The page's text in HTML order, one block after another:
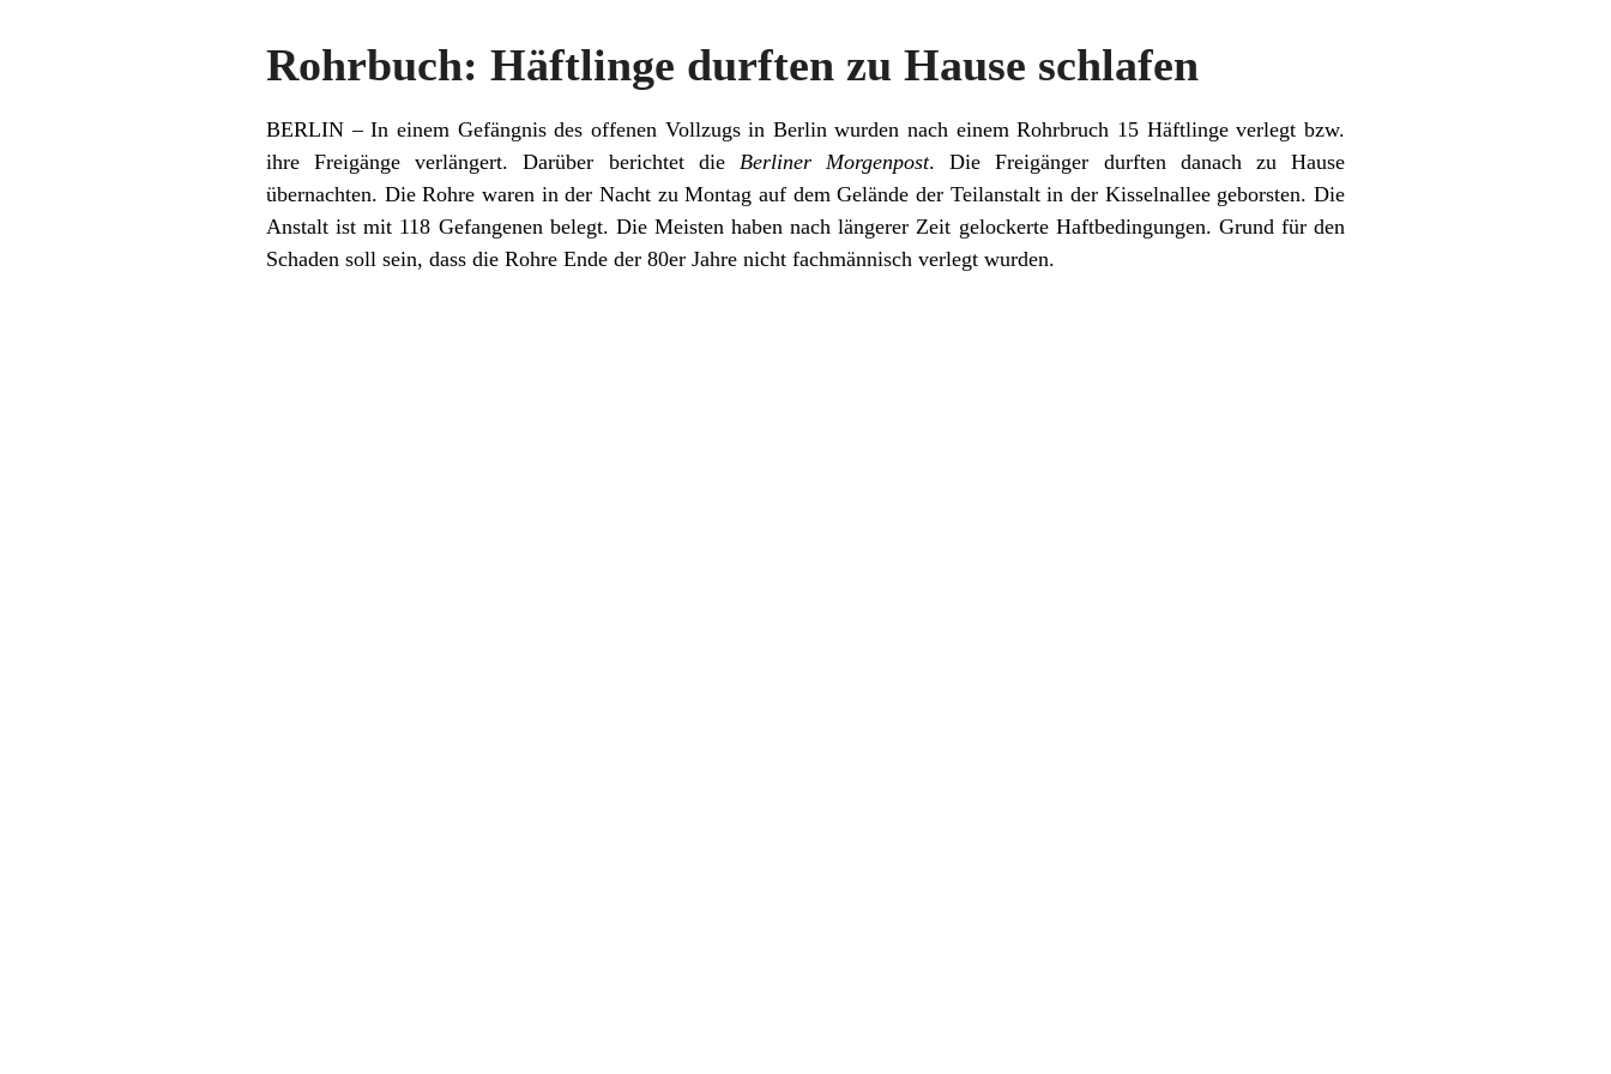
Rohrbuch: Häftlinge durften zu Hause schlafen
BERLIN – In einem Gefängnis des offenen Vollzugs in Berlin wurden nach einem Rohrbruch 15 Häftlinge verlegt bzw.
ihre Freigänge verlängert. Darüber berichtet die Berliner Morgenpost. Die Freigänger durften danach zu Hause
übernachten. Die Rohre waren in der Nacht zu Montag auf dem Gelände der Teilanstalt in der Kisselnallee geborsten. Die
Anstalt ist mit 118 Gefangenen belegt. Die Meisten haben nach längerer Zeit gelockerte Haftbedingungen. Grund für den
Schaden soll sein, dass die Rohre Ende der 80er Jahre nicht fachmännisch verlegt wurden.